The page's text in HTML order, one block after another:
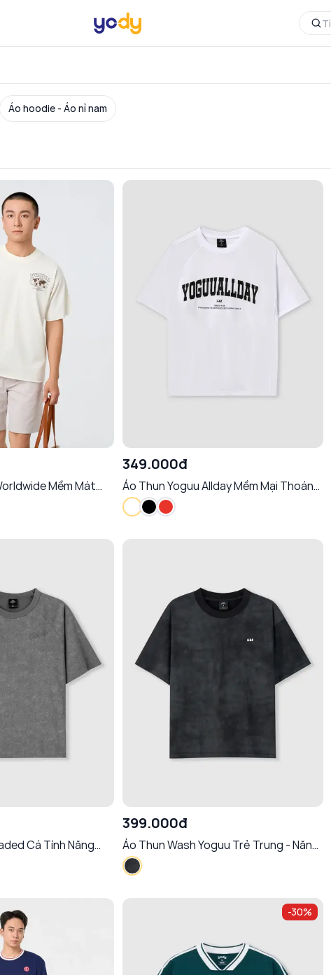
Áo hoodie - Áo nỉ nam
Mềm Mát
Cá Tính
349.000đ
Áo Thun Yoguu Allday Mềm Mại Thoáng
Khí Chống Nhăn Cá Tính
Cá Tính Năng
399.000đ
Áo Thun Wash Yoguu Trẻ Trung - Năng
Động
-30%